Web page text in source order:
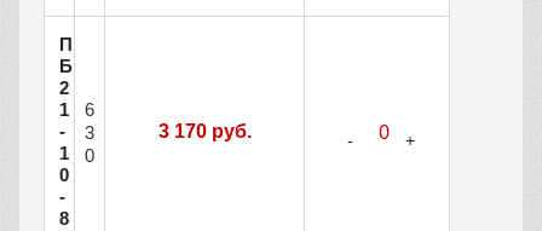
П
Б
2
1
-
1
0
-
8
6
3
0
3 170 руб.